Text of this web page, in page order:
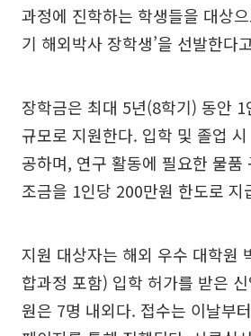
과정에 진학하는 학생들을 대상
기 해외박사 장학생’을 선발한다
장학금은 최대 5년(8학기) 동안
규모로 지원한다. 입학 및 졸업
공하며, 연구 활동에 필요한 물품
조금을 1인당 200만원 한도로 지
지원 대상자는 해외 우수 대학원
합과정 포함) 입학 허가를 받은
원은 7명 내외다. 접수는 이날부